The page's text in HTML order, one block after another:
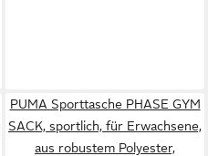
PUMA Sporttasche PHASE GYM
SACK, sportlich, für Erwachsene,
aus robustem Polyester,